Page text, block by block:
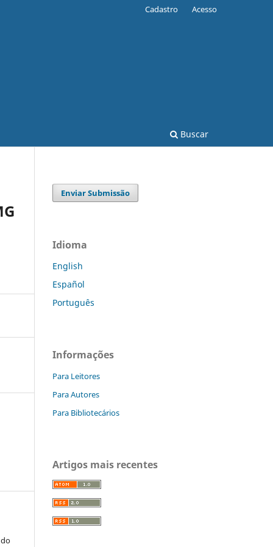
Buscar
Cadastro Acesso
Enviar Submissão
Idioma
English
Español
Português
Informações
Para Leitores
Para Autores
Para Bibliotecários
Artigos mais recentes